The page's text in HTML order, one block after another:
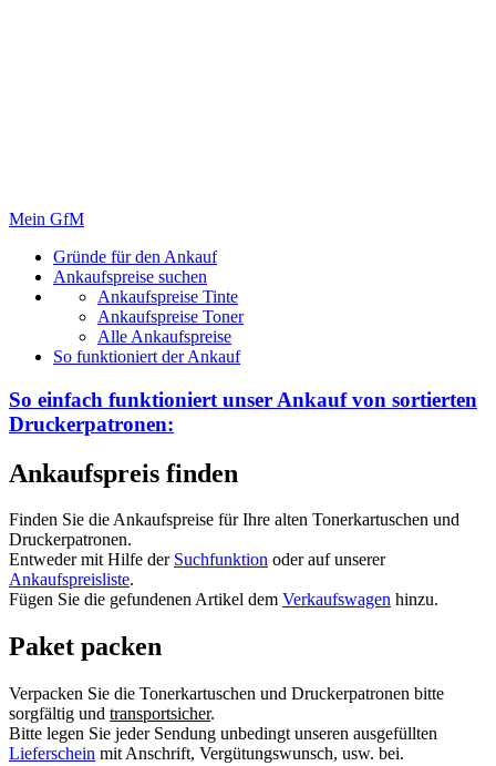
Mein GfM
Gründe für den Ankauf
Ankaufspreise suchen
Ankaufspreise Tinte
Ankaufspreise Toner
Alle Ankaufspreise
So funktioniert der Ankauf
So einfach funktioniert unser Ankauf von sortierten
Druckerpatronen:
Ankaufspreis finden
Finden Sie die Ankaufspreise für Ihre alten Tonerkartuschen und
Druckerpatronen.
Entweder mit Hilfe der Suchfunktion oder auf unserer
Ankaufspreisliste.
Fügen Sie die gefundenen Artikel dem Verkaufswagen hinzu.
Paket packen
Verpacken Sie die Tonerkartuschen und Druckerpatronen bitte
sorgfältig und transportsicher.
Bitte legen Sie jeder Sendung unbedingt unseren ausgefüllten
Lieferschein mit Anschrift, Vergütungswunsch, usw. bei.